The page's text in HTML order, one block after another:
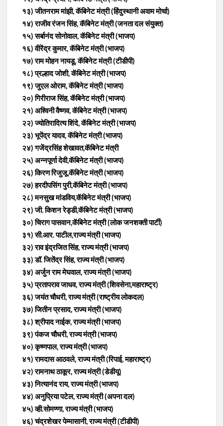
१३) जीतनराम मांझी, कॅबिनेट मंत्री (हिंदुस्थानी अवाम मोर्चा)
१४) राजीव रंजन सिंह, कॅबिनेट मंत्री (जनता दल संयुक्त)
१५) सर्बानंद सोनोवाल, कॅबिनेट मंत्री (भाजप)
१६) वीरेंद्र कुमार, कॅबिनेट मंत्री (भाजप)
१७) राम मोहन नायडू, कॅबिनेट मंत्री (टीडीपी)
१८) प्रल्हाद जोशी, कॅबिनेट मंत्री (भाजप)
१९) जुएल ओराम, कॅबिनेट मंत्री (भाजप)
२०) गिरीराज सिंह, कॅबिनेट मंत्री (भाजप)
२१) अश्विनी वैष्णव, कॅबिनेट मंत्री (भाजप)
२२) ज्योतिरादित्य शिंदे, कॅबिनेट मंत्री (भाजप)
२३) भूपेंद्र यादव, कॅबिनेट मंत्री (भाजप)
२४) गजेंद्रसिंह शेखावत,कॅबिनेट मंत्री
२५) अन्नपूर्णा देवी,कॅबिनेट मंत्री (भाजप)
२६) किरण रिजुजू,कॅबिनेट मंत्री (भाजप)
२७) हरदीपसिंग पुरी,कॅबिनेट मंत्री (भाजप)
२८) मनसुख मांडविय,कॅबिनेट मंत्री (भाजप)
२९) जी. किशन रेड्डी,कॅबिनेट मंत्री (भाजप)
३०) चिराग पासवान,कॅबिनेट मंत्री (लोक जनशक्ती पार्टी)
३१) सी.आर. पाटील,राज्य मंत्री (भाजप)
३२) राव इंद्रजित सिंह, राज्य मंत्री (भाजप)
३३) डॉ. जितेंद्र सिंह, राज्य मंत्री (भाजप)
३४) अर्जुन राम मेघवाल, राज्य मंत्री (भाजप)
३५) प्रतापराव जाधव, राज्य मंत्री (शिवसेना,महाराष्ट्र)
३६) जयंत चौधरी, राज्य मंत्री (राष्ट्रीय लोकदल)
३७) जितीन प्रसाद, राज्य मंत्री (भाजप)
३८) श्रीपाद नाईक, राज्य मंत्री (भाजप)
३९) पंकज चौधरी, राज्य मंत्री (भाजप)
४०) कृष्णपाल, राज्य मंत्री (भाजप)
४१) रामदास आठवले, राज्य मंत्री (रिपाई, महाराष्ट्र)
४२) रामनाथ ठाकूर, राज्य मंत्री (डेडीयू)
४३) नित्यानंद राय, राज्य मंत्री (भाजप)
४४) अनुप्रिया पटेल, राज्य मंत्री (अपना दल)
४५) व्ही.सोमण्णा, राज्य मंत्री (भाजप)
४६) चंद्रशेखर पेम्मासानी, राज्य मंत्री (टीडीपी)